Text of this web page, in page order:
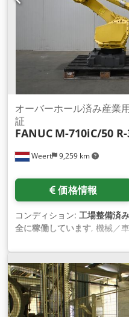
Weert 9,259 km
オーバーホール済み産業
証
FANUC M-710iC/50
価格情報
コンディション: 工場整備済
全に稼働しています, 機械／
アームリーチ:2,050 mm, コ
ントローラモデル:R-30iB, テ
Fanuc, 装備:ドキュメント /